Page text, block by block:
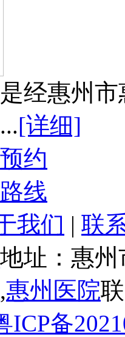
经惠州
[详细]
约
线
我们 | 联
地址：惠
,惠州医院
ICP备